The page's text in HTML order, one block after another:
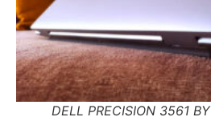
DELL PRECISION 3561